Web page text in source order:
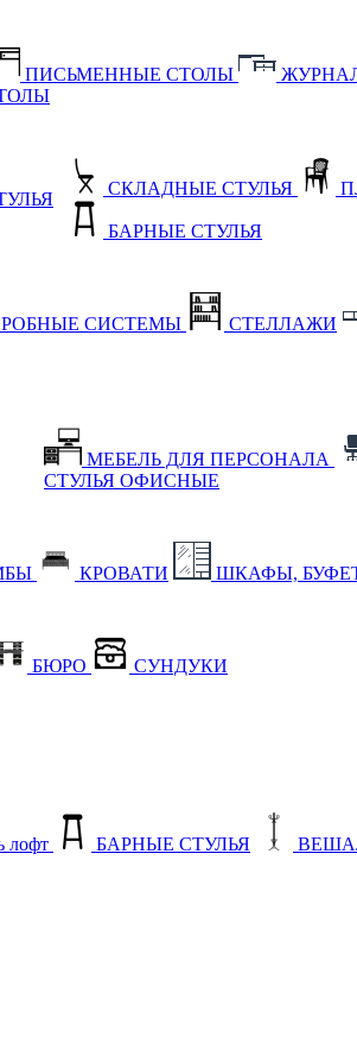
ПИСЬМЕННЫЕ СТОЛЫ
СКЛАДНЫЕ СТУЛЬЯ
БАРНЫЕ СТУЛЬЯ
СИСТЕМЫ СТЕЛЛАЖИ
МЕБЕЛЬ ДЛЯ ПЕРСОНАЛА
СТУЛЬЯ ОФИСНЫЕ
КРОВАТИ ШКАФЫ,
БЮРО СУНДУКИ
лофт БАРНЫЕ СТУЛЬЯ